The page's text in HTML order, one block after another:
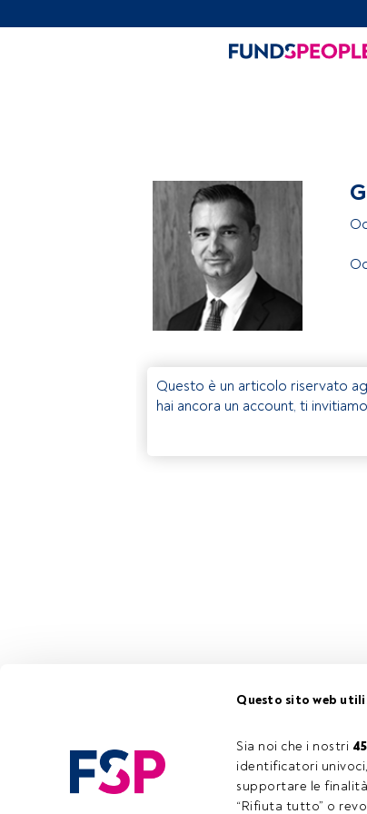
Questo sito web
Sia noi che i nostri 45
identificatori
supportare le
“Rifiuta tutto” o
Questo è un articolo riservato
hai ancora un account, ti